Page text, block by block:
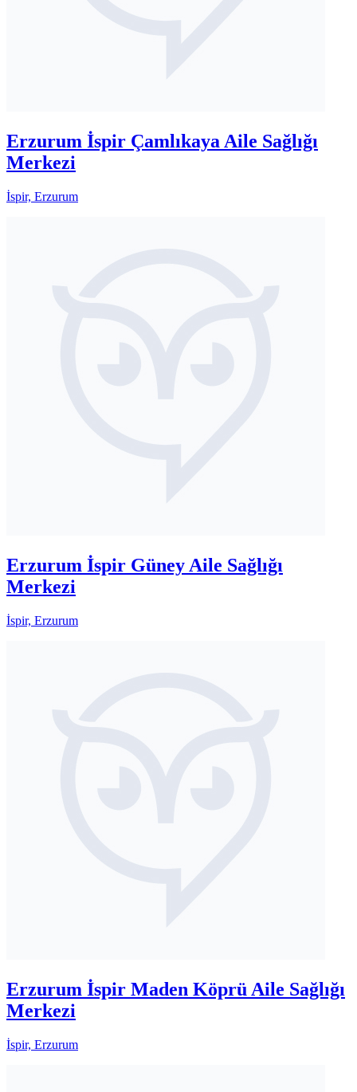
Erzurum İspir Çamlıkaya Aile Sağlığı
Merkezi
İspir, Erzurum
Erzurum İspir Güney Aile Sağlığı
Merkezi
İspir, Erzurum
Erzurum İspir Maden Köprü Aile Sağlığı
Merkezi
İspir, Erzurum